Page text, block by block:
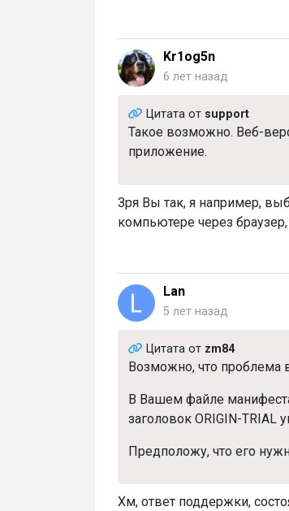
Kr1og5n
6 лет назад
Цитата от support
Такое возможно. Веб-
приложение.
Зря Вы так, я например,
компьютере через
Lan
5 лет назад
Цитата от zm84
Возможно, что проблема
В Вашем файле
заголовок ORIGIN-TRIAL
Предположу, что его
Хм, ответ поддержки,